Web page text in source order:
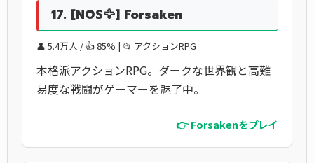
17. [NOS🦅] Forsaken
👤 5.4万人 / 👍 85% | 📂 アクションRPG
本格派アクションRPG。ダークな世界観と高難
易度な戦闘がゲーマーを魅了中。
👉 Forsakenをプレイ